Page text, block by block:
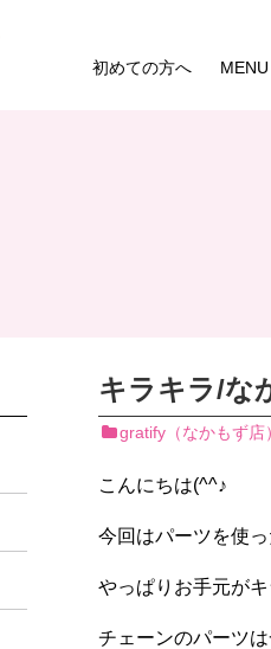
初めての方へ MENU
キラキラ/な
gratify（なかもず店）
こんにちは(^^♪
今回はパーツを使
やっぱりお手元が
チェーンのパーツ